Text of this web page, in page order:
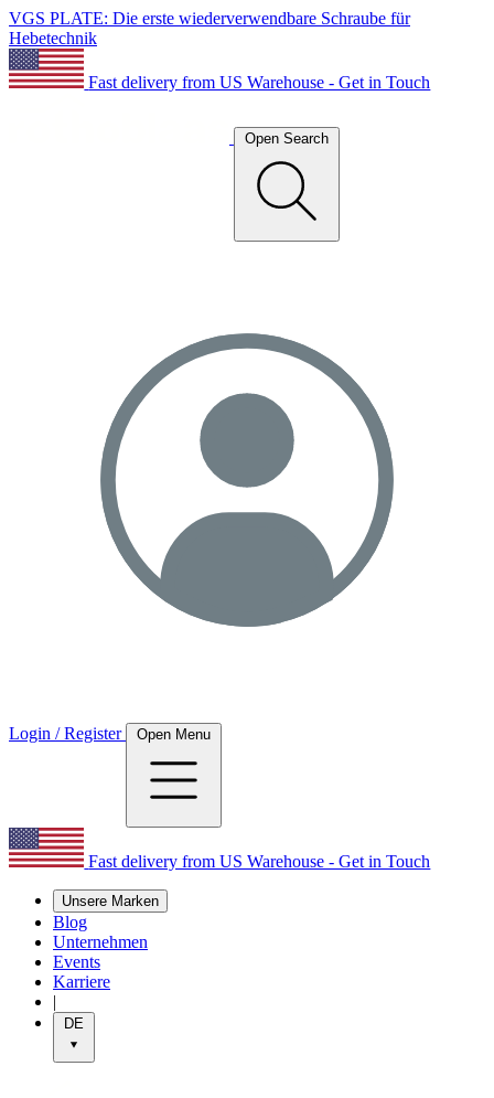
VGS PLATE: Die erste wiederverwendbare Schraube für
Hebetechnik
Fast delivery from US Warehouse - Get in Touch
Open Search
Login / Register Open Menu
Fast delivery from US Warehouse - Get in Touch
Unsere Marken
Blog
Unternehmen
Events
Karriere
|
DE